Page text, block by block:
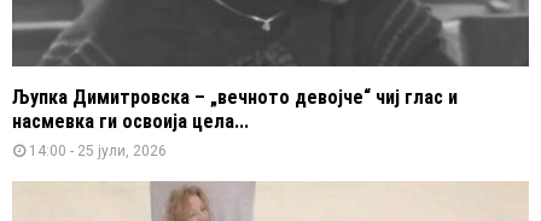
Љупка Димитровска – „вечното девојче“ чиј глас и
насмевка ги освоија цела...
14:00 - 25 јули, 2026